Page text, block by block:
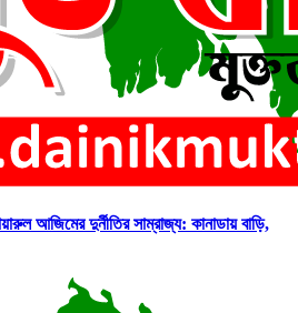
আজিমের দুর্নীতির সাম্রাজ্য: কানাডায় বাড়ি,